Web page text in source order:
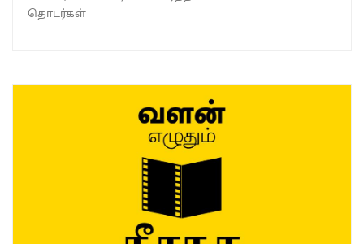
தொடர்கள்